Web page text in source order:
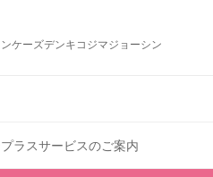
ケーズデンキ コジマジョーシン
ラスサービスのご案内